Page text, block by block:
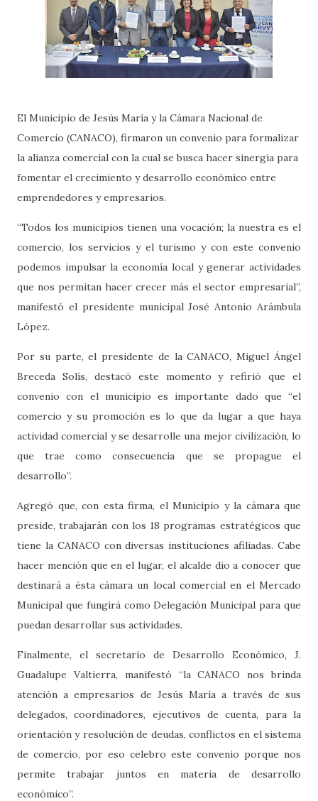
El Municipio de Jesús María y la Cámara Nacional de
Comercio (CANACO), firmaron un convenio para formalizar
la alianza comercial con la cual se busca hacer sinergia para
fomentar el crecimiento y desarrollo económico entre
emprendedores y empresarios.
“Todos los municipios tienen una vocación; la nuestra es el
comercio, los servicios y el turismo y con este convenio
podemos impulsar la economía local y generar actividades
que nos permitan hacer crecer más el sector empresarial”,
manifestó el presidente municipal José Antonio Arámbula
López.
Por su parte, el presidente de la CANACO, Miguel Ángel
Breceda Solís, destacó este momento y refirió que el
convenio con el municipio es importante dado que “el
comercio y su promoción es lo que da lugar a que haya
actividad comercial y se desarrolle una mejor civilización, lo
que trae como consecuencia que se propague el
desarrollo”.
Agregó que, con esta firma, el Municipio y la cámara que
preside, trabajarán con los 18 programas estratégicos que
tiene la CANACO con diversas instituciones afiliadas. Cabe
hacer mención que en el lugar, el alcalde dio a conocer que
destinará a ésta cámara un local comercial en el Mercado
Municipal que fungirá como Delegación Municipal para que
puedan desarrollar sus actividades.
Finalmente, el secretario de Desarrollo Económico, J.
Guadalupe Valtierra, manifestó “la CANACO nos brinda
atención a empresarios de Jesús María a través de sus
delegados, coordinadores, ejecutivos de cuenta, para la
orientación y resolución de deudas, conflictos en el sistema
de comercio, por eso celebro este convenio porque nos
permite trabajar juntos en materia de desarrollo
económico”.